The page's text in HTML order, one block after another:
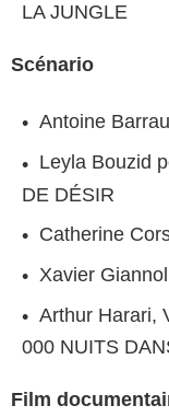
LA JUNGLE
Scénario
Antoine
Leyla Bouzid
DE DÉSIR
Catherine
Xavier
Arthur Harari,
000 NUITS
Film